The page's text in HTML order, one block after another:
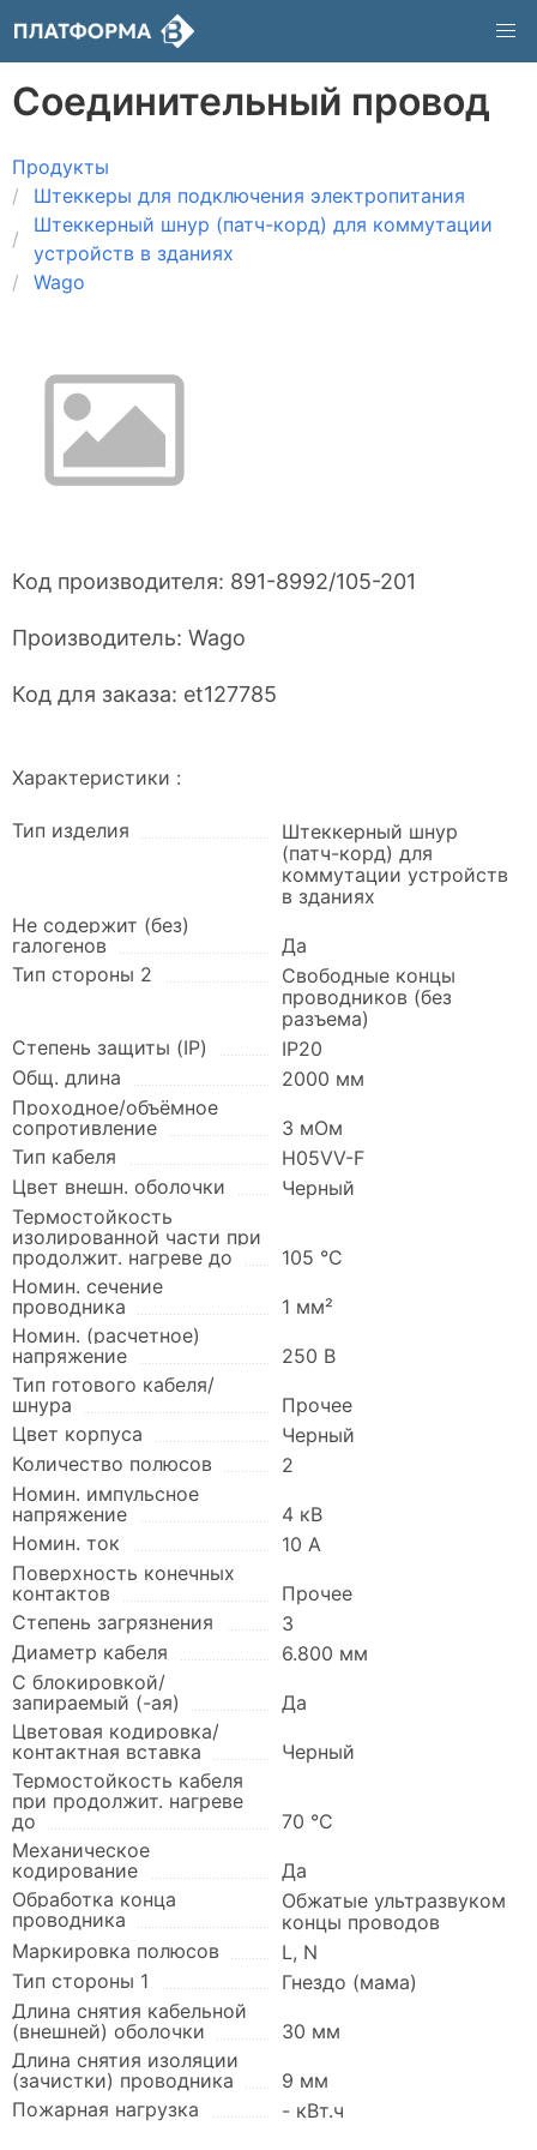
Соединительный провод
Продукты
Штеккеры для подключения электропитания
Штеккерный шнур (патч-корд) для коммутации
устройств в зданиях
Wago
Код производителя: 891-8992/105-201
Производитель: Wago
Код для заказа: et127785
Характеристики :
Тип изделия
Штеккерный шнур
(патч-корд) для
коммутации устройств
в зданиях
Не содержит (без)
галогенов
Да
Тип стороны 2
Свободные концы
проводников (без
разъема)
Степень защиты (IP)
IP20
Общ. длина
2000 мм
Проходное/объёмное
сопротивление
3 мОм
Тип кабеля
H05VV-F
Цвет внешн. оболочки
Черный
Термостойкость
изолированной части при
продолжит. нагреве до
105 °C
Номин. сечение
проводника
1 мм²
Номин. (расчетное)
напряжение
250 В
Тип готового кабеля/
шнура
Прочее
Цвет корпуса
Черный
Количество полюсов
2
Номин. импульсное
напряжение
4 кВ
Номин. ток
10 А
Поверхность конечных
контактов
Прочее
Степень загрязнения
3
Диаметр кабеля
6.800 мм
С блокировкой/
запираемый (-ая)
Да
Цветовая кодировка/
контактная вставка
Черный
Термостойкость кабеля
при продолжит. нагреве
до
70 °C
Механическое
кодирование
Да
Обработка конца
проводника
Обжатые ультразвуком
концы проводов
Маркировка полюсов
L, N
Тип стороны 1
Гнездо (мама)
Длина снятия кабельной
(внешней) оболочки
30 мм
Длина снятия изоляции
(зачистки) проводника
9 мм
Пожарная нагрузка
- кВт.ч